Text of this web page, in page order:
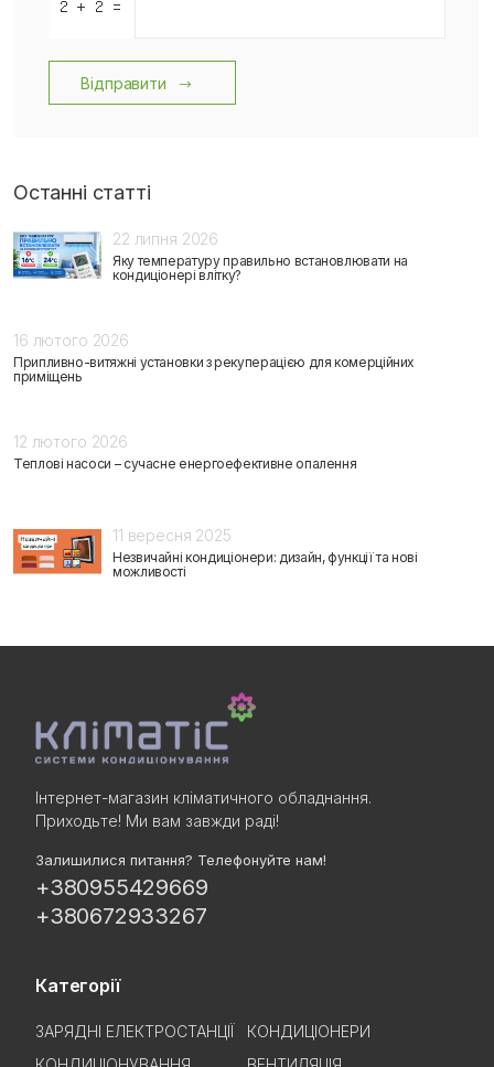
Відправити
Останні статті
22 липня 2026
Яку температуру правильно встановлювати на
кондиціонері влітку?
16 лютого 2026
Припливно-витяжні установки з рекуперацією для комерційних
приміщень
12 лютого 2026
Теплові насоси – сучасне енергоефективне опалення
11 вересня 2025
Незвичайні кондиціонери: дизайн, функції та нові
можливості
Інтернет-магазин кліматичного обладнання.
Приходьте! Ми вам завжди раді!
Залишилися питання? Телефонуйте нам!
+380955429669
+380672933267
Категорії
ЗАРЯДНІ ЕЛЕКТРОСТАНЦІЇ
КОНДИЦІОНЕРИ